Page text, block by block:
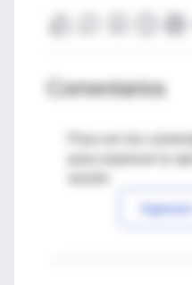
Comentarios
Para ver los